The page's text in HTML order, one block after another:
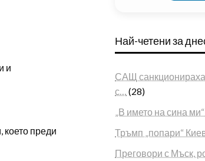
и
което преди
Най-четени за
САЩ
с…
(28)
„В името на сина
Тръмп „попари“
Преговори с Мъск,